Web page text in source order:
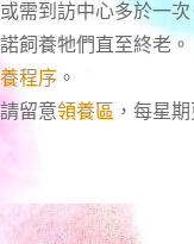
需到訪中心多於一
飼養牠們直至終老。
程序 。
留意領養區 ，每星